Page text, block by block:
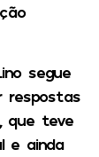
segue
respostas
que teve
e ainda